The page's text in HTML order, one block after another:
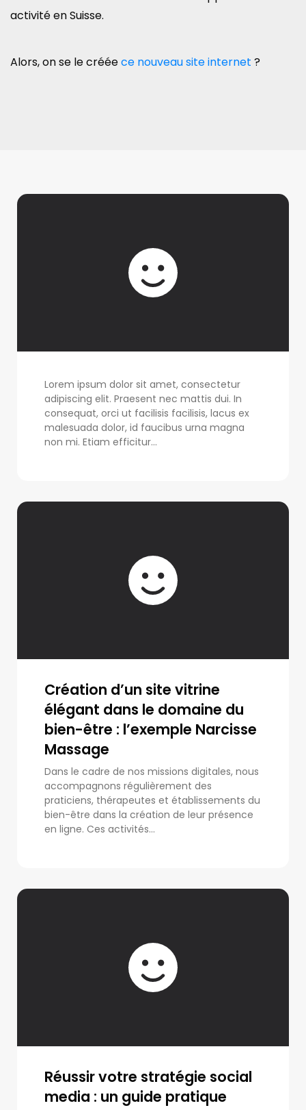
activité en Suisse.
Alors, on se le crééece nouveau site internet ?
Lorem ipsum dolor sit amet, consectetur
adipiscing elit. Praesent nec mattis dui. In
consequat, orci ut facilisis facilisis, lacus ex
malesuada dolor, id faucibus urna magna
non mi. Etiam efficitur...
Création d’un site vitrine
élégant dans le domaine du
bien-être : l’exemple Narcisse
Massage
Dans le cadre de nos missions digitales, nous
accompagnons régulièrement des
praticiens, thérapeutes et établissements du
bien-être dans la création de leur présence
en ligne. Ces activités...
Réussir votre stratégie social
media : un guide pratique